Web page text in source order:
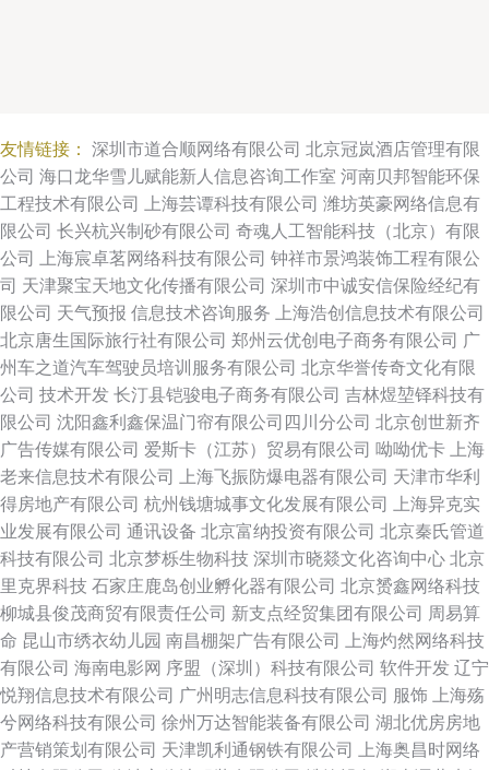
友情链接： 深圳市道合顺网络有限公司 北京冠岚酒店管理有限
公司 海口龙华雪儿赋能新人信息咨询工作室 河南贝邦智能环保
工程技术有限公司
上海芸谭科技有限公司 潍坊英豪网络信息有
限公司 长兴杭兴制砂有限公司 奇魂人工智能科技（北京）有限
公司
上海宸卓茗网络科技有限公司 钟祥市景鸿装饰工程有限公
司 天津聚宝天地文化传播有限公司 深圳市中诚安信保险经纪有
限公司 天气预报 信息技术咨询服务
上海浩创信息技术有限公司
北京唐生国际旅行社有限公司 郑州云优创电子商务有限公司 广
州车之道汽车驾驶员培训服务有限公司 北京华誉传奇文化有限
公司 技术开发 长汀县铠骏电子商务有限公司 吉林煜堃铎科技有
限公司 沈阳鑫利鑫保温门帘有限公司四川分公司 北京创世新齐
广告传媒有限公司 爱斯卡（江苏）贸易有限公司 呦呦优卡
上海
老来信息技术有限公司
上海飞振防爆电器有限公司 天津市华利
得房地产有限公司 杭州钱塘城事文化发展有限公司
上海异克实
业发展有限公司 通讯设备 北京富纳投资有限公司 北京秦氏管道
科技有限公司 北京梦栎生物科技 深圳市晓燚文化咨询中心 北京
里克界科技 石家庄鹿岛创业孵化器有限公司 北京赟鑫网络科技
柳城县俊茂商贸有限责任公司 新支点经贸集团有限公司 周易算
命 昆山市绣衣幼儿园 南昌棚架广告有限公司
上海灼然网络科技
有限公司 海南电影网 序盟（深圳）科技有限公司 软件开发 辽宁
悦翔信息技术有限公司 广州明志信息科技有限公司 服饰
上海殇
兮网络科技有限公司 徐州万达智能装备有限公司 湖北优房房地
产营销策划有限公司 天津凯利通钢铁有限公司
上海奥昌时网络